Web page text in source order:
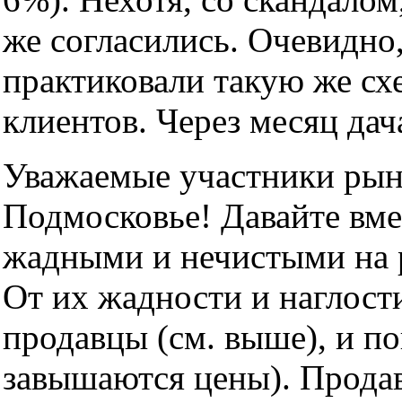
же согласились.
практиковали такую же
клиентов. Через месяц
Уважаемые участники
Подмосковье! Давайте
жадными и нечистыми на
От их жадности и
продавцы (см. выше), и
завышаются цены).